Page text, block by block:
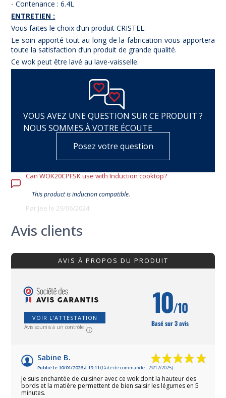
- Contenance : 6.4L
ENTRETIEN :
Vous faites le choix d’un produit CRISTEL.
Le soin apporté tout au long de la fabrication vous apportera
toute la satisfaction d’un produit de grande qualité.
Ce wok peut être lavé au lave-vaisselle.
VOUS AVEZ UNE QUESTION SUR CE PRODUIT ?
NOUS SOMMES À VOTRE ÉCOUTE
Posez votre question
Can WOK20CPFSK use with Induction cooktop?
This product is induction compatible.
Par Jee le 29/06/2024
Avis clients
AVIS À PROPOS DU PRODUIT
VOIR L'ATTESTATION
Avis soumis à un contrôle
10/10
Basé sur 3 avis
Sabine B.
Publié le 10/01/2026 à 19:11 (Date de commande : 29/12/2025)
Je suis enchantée de cuisiner avec ce wok dont la hauteur des
bords et la matière permettent de bien saisir les légumes en 5
minutes.